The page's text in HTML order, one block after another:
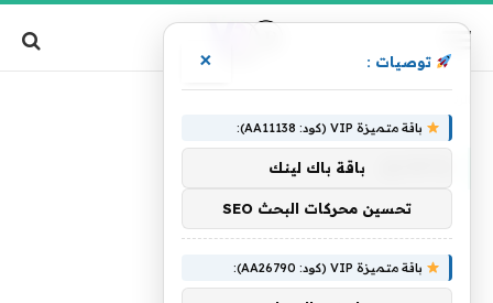
توصيات : ×
باقة متميزة VIP (كود: AA11138):
باقة باك لينك
تحسين محركات البحث SEO
باقة متميزة VIP (كود: AA26790):